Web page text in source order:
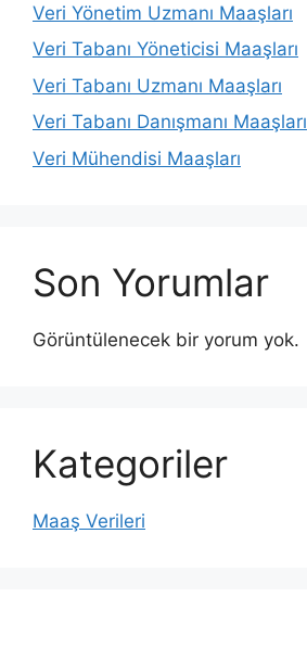
Veri Yönetim Uzmanı Maaşları
Veri Tabanı Yöneticisi Maaşları
Veri Tabanı Uzmanı Maaşları
Veri Tabanı Danışmanı Maaşları
Veri Mühendisi Maaşları
Son Yorumlar
Görüntülenecek bir yorum yok.
Kategoriler
Maaş Verileri